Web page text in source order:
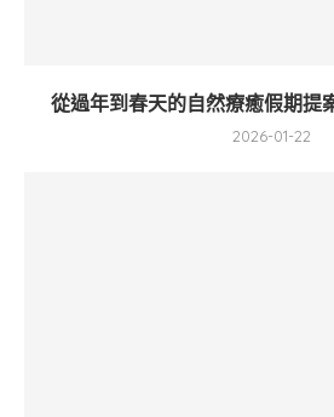
從過年到春天的自然療癒假期提
2026-01-22